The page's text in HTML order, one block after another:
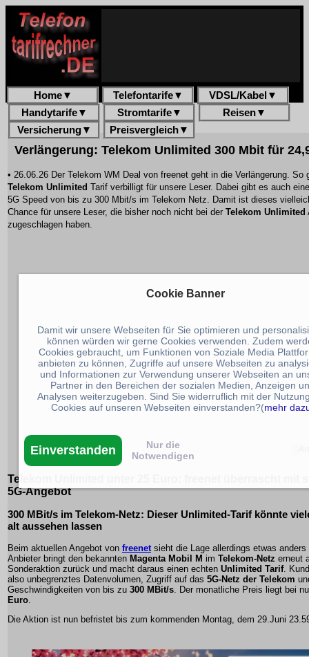
Home▼ Telefontarife▼ VDSL/Kabel ▼
Handytarife▼ Stromtarife▼ Reisen▼
Versicherung▼ Preisvergleich▼
Verlängerung: Telekom Unlimited 300 Mbit für
• 26.06.26 Der Telekom WM Deal von freenet geht in die Verlängerung. So
Telekom Unlimited Tarif verbilligt für unsere Leser. Dabei gibt es auch
5G Speed von bis zu 300 Mbit/s im Telekom Netz. Damit ist dieses
Chance für unsere Leser, die bisher noch nicht bei der Telekom Unlimited
zugeschlagen haben.
Telekom Unlimited unter 25 Euro: freenet überrascht mit
5G-Angebot
300 MBit/s im Telekom-Netz: Dieser Unlimited-Tarif könnte
alt aussehen lassen
Beim aktuellen Angebot von freenet sieht die Lage allerdings etwas anders
Anbieter bringt den bekannten Magenta Mobil M im Telekom-Netz erneut
Sonderaktion zurück und macht daraus einen echten Unlimited Tarif.
also unbegrenztes Datenvolumen, Zugriff auf das 5G-Netz der Telekom
Geschwindigkeiten von bis zu 300 MBit/s . Der monatliche Preis liegt bei
Euro
Die Aktion ist nun befristet bis zum kommenden Montag, dem 29.Juni
Cookie Banner
Damit wir unsere Webseiten für Sie optimieren und
können würden wir gerne Cookies verwenden. Zudem
Cookies gebraucht, um Funktionen von Soziale Media
anbieten zu können, Zugriffe auf unsere Webseiten zu
und Informationen zur Verwendung unserer Webseiten an
Partner in den Bereichen der sozialen Medien, Anzeigen
Analysen weiterzugeben. Sind Sie widerruflich mit der
Cookies auf unseren Webseiten einverstanden?(mehr
Einverstanden
Nur die
Notwendigen